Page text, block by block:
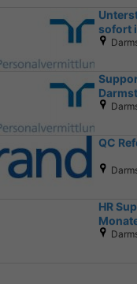
sofort
QC
HR